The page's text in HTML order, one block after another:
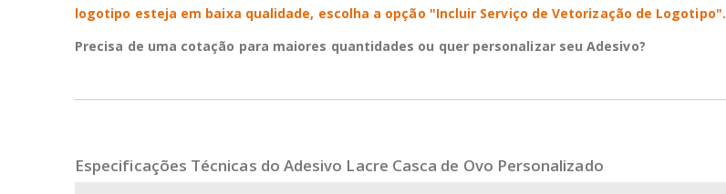
logotipo esteja em baixa qualidade, escolha a opção "Incluir Serviço de Vetorização de Logotipo".
Precisa de uma cotação para maiores quantidades ou quer personalizar seu Adesivo?
Especificações Técnicas do Adesivo Lacre Casca de Ovo Personalizado